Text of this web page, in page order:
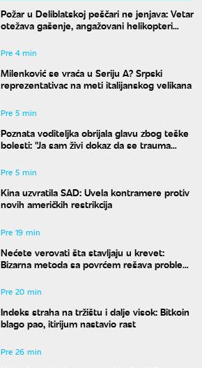
Požar u Deliblatskoj peščari ne jenjava: Vetar
otežava gašenje, angažovani helikopteri
Pre 4 min
Milenković se vraća u Seriju A? Srpski
reprezentativac na meti italijanskog velikana
Pre 5 min
Poznata voditeljka obrijala glavu zbog teške
bolesti: "Ja sam živi dokaz da se trauma
Pre 5 min
Kina uzvratila SAD: Uvela kontramere protiv
novih američkih restrikcija
Pre 19 min
Nećete verovati šta stavljaju u krevet:
Bizarna metoda sa povrćem rešava problem
Pre 20 min
Indeks straha na tržištu i dalje visok: Bitkoin
blago pao, itirijum nastavio rast
Pre 26 min